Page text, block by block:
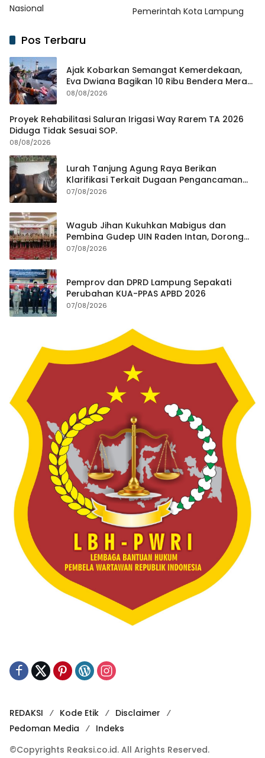
Nasional
Pemerintah Kota Lampung
Pos Terbaru
Ajak Kobarkan Semangat Kemerdekaan,
Eva Dwiana Bagikan 10 Ribu Bendera Merah
Putih ke Warga
08/08/2026
Proyek Rehabilitasi Saluran Irigasi Way Rarem TA 2026
Diduga Tidak Sesuai SOP.
08/08/2026
Lurah Tanjung Agung Raya Berikan
Klarifikasi Terkait Dugaan Pengancaman
Antar Warga Yang Berujung Laporan ke
07/08/2026
Wagub Jihan Kukuhkan Mabigus dan
Pembina Gudep UIN Raden Intan, Dorong
Penguatan Karakter Generasi Muda
07/08/2026
Pemprov dan DPRD Lampung Sepakati
Perubahan KUA-PPAS APBD 2026
07/08/2026
REDAKSI Kode Etik
Disclaimer
Pedoman Media
Indeks
©Copyrights Reaksi.co.id. All Arights Reserved.